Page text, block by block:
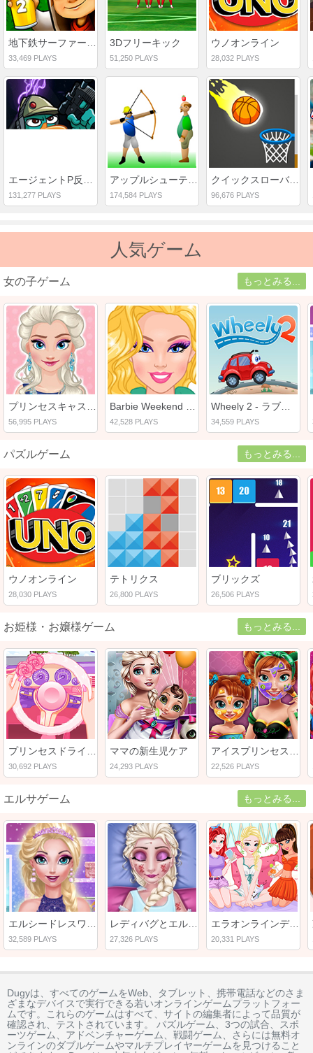
33,469 PLAYS
3Dフリーキック
51,250 PLAYS
ウノオンライン
28,032 PLAYS
131,277 PLAYS 174,584 PLAYS
クイックスローバスケットボール
96,676 PLAYS
人気ゲーム
女の子ゲーム もっとみる...
56,995 PLAYS 42,528 PLAYS
Wheely 2 - ラブドリーム
34,559 PLAYS
パズルゲーム もっとみる...
ウノオンライン
28,030 PLAYS
テトリクス
26,800 PLAYS
ブリックズ
26,506 PLAYS
お姫様・お嬢様ゲーム もっとみる...
プリンセスドライバークイズ
30,692 PLAYS
ママの新生児ケア
24,293 PLAYS
アイスプリンセスマミーリアルメイク
22,526 PLAYS
エルサゲーム もっとみる...
エルシードレスワンピース
32,589 PLAYS
レディバグとエルサの応急処置
27,326 PLAYS
エラオンラインデート
20,331 PLAYS
Dugyは、すべてのゲームをWeb、タブレット、携帯電話などのさま
ざまなデバイスで実行できる若いオンラインゲームプラットフォー
ムです。これらのゲームはすべて、サイトの編集者によって品質が
確認され、テストされています。 パズルゲーム、3つの試合、スポ
ーツゲーム、アドベンチャーゲーム、戦闘ゲーム、さらには無料オ
ンラインのダブルゲームやマルチプレイヤーゲームを見つけること